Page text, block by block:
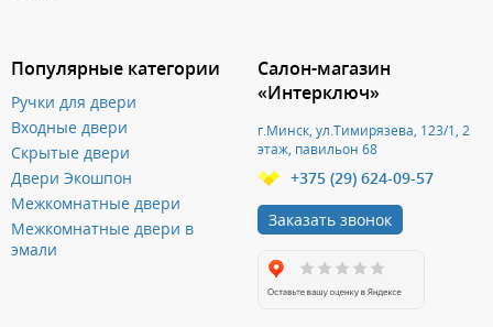
Популярные категории
Ручки для двери
Входные двери
Скрытые двери
Двери Экошпон
Межкомнатные двери
Межкомнатные двери в
эмали
Салон-магазин
«Интерключ»
г.Минск, ул.Тимирязева, 123/1, 2
этаж, павильон 68
+375 (29) 624-09-57
Заказать звонок